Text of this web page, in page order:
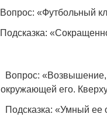
Вопрос: «Футбольный
Подсказка:
Вопрос: «Возвышение,
окружающей его.
Подсказка: «Умный ее